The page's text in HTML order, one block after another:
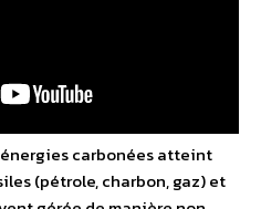
carbonées atteint
(pétrole, charbon, gaz) et